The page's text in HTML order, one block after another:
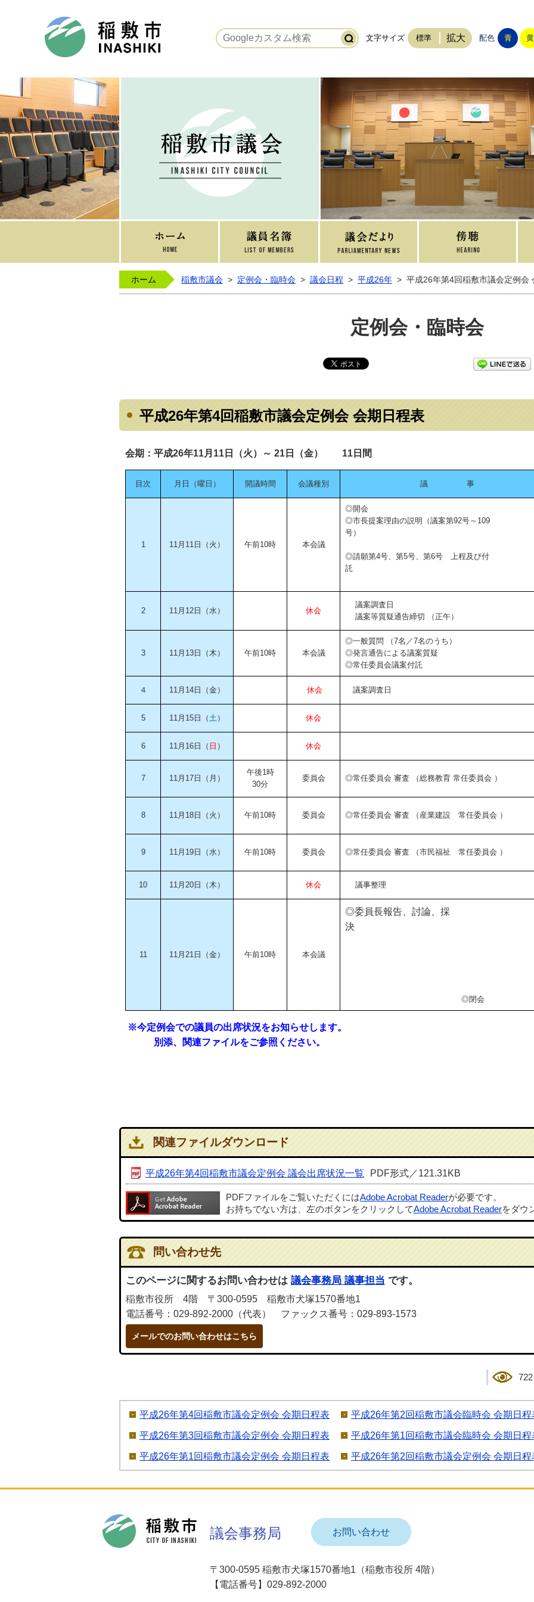
文字サイズ 標準 拡大 配色 青 黄
ホーム 稲敷市議会 > 定例会・臨時会 > 議会日程 > 平成26年 > 平成26年第4回稲敷市議会定例会
定例会・臨時会
平成26年第4回稲敷市議会定例会 会期日程表
会期：平成26年11月11日（火）～ 21日（金） 11日間
目次 月日（曜日） 開議時間 会議種別 議 事
1 11月11日（火） 午前10時 本会議
◎開会
◎市長提案理由の説明（議案第92号～109
号
◎請願第4号、第5号、 第6号 上程及び付
2 11月12日（水） 休会
議案調査日
議案等質疑通告締切 （正午）
3 11月13日（木） 午前10時 本会議
◎一般質問 （7名／7名のうち）
◎発言通告による議案質疑
◎常任委員会議案付託
４ 11月14日（金） 休会 議案調査日
5 11月15日（土） 休会
6 11月16日（ 日 ） 休会
7 11月17日（月）
午後1時
30分
委員会 ◎常任委員会 審査 （総務教育 常任委員会 ）
8 11月18日（火） 午前10時 委員会 ◎常任委員会 審査 （産業建設 常任委員会 ）
9 11月19日（水） 午前10時 委員会 ◎常任委員会 審査 （市民福祉 常任委員会 ）
10 11月20日（木） 休会 議事整理
11 11月21日（金） 午前10時 本会議
◎委員長報告、討論、採
◎閉会
※今定例会での議員の出席状況をお知らせします。
別添、関連ファイルをご参照ください。
関連ファイルダウンロード
平成26年第4回稲敷市議会定例会 議会出席状況一覧 PDF形式／121.31KB
PDFファイルをご覧いただくにはAdobe Acrobat Readerが必要です。
お持ちでない方は、左のボタンをクリックしてAdobe Acrobat Readerをダウ
問い合わせ先
このページに関するお問い合わせは 議会事務局 議事担当 です。
稲敷市役所 4階 〒300-0595 稲敷市犬塚1570番地1
電話番号：029-892-2000（代表） ファックス番号：029-893-1573
メールでのお問い合わせはこちら
722
平成26年第4回稲敷市議会定例会 会期日程表 平成26年第2回稲敷市議会臨時会 会期日程
平成26年第3回稲敷市議会定例会 会期日程表 平成26年第1回稲敷市議会臨時会 会期日程
平成26年第1回稲敷市議会定例会 会期日程表 平成26年第2回稲敷市議会定例会 会期日程
議会事務局 お問い合わせ
〒300-0595 稲敷市犬塚1570番地1（稲敷市役所 4階）
【電話番号】029-892-2000